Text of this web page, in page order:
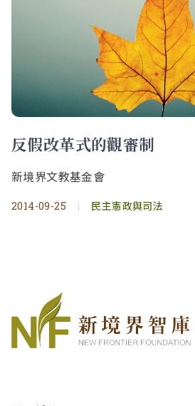
反假改革式的觀審制
新境界文教基金會
2014-09-25 | 民主憲政與司法